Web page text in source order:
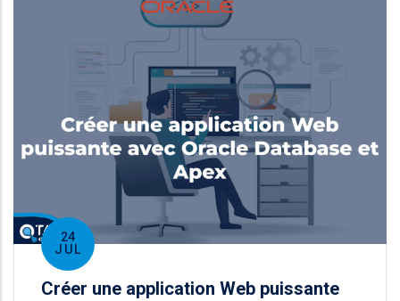
24
JUL
Créer une application Web puissante